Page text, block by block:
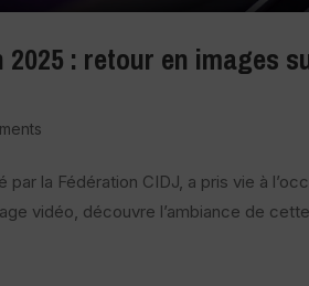
: retour en images
la Fédération CIDJ, a pris vie à
vidéo, découvre l’ambiance de